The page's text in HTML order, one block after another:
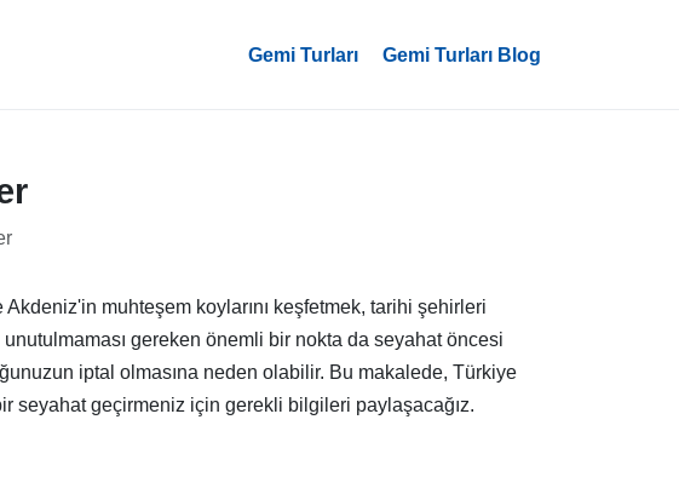
Gemi Turları Gemi Turları Blog
muhteşem koylarını keşfetmek, tarihi şehirleri
gereken önemli bir nokta da seyahat öncesi
iptal olmasına neden olabilir. Bu makalede, Türkiye
seyahat geçirmeniz için gerekli bilgileri paylaşacağız.